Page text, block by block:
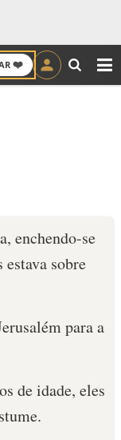
❤️
enchendo-se
estava sobre
para a
de idade, eles